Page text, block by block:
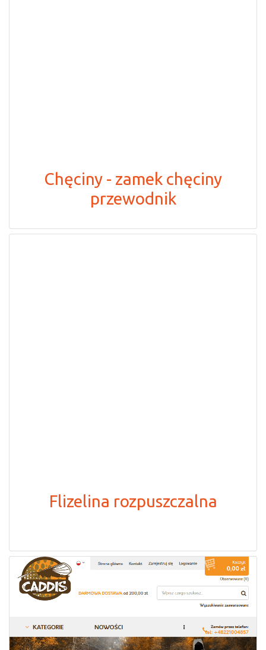
Chęciny - zamek chęciny
przewodnik
Flizelina rozpuszczalna